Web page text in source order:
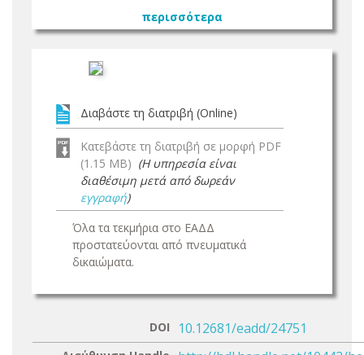
περισσότερα
Διαβάστε τη διατριβή (Online)
Κατεβάστε τη διατριβή σε μορφή PDF
(1.15 MB) (Η υπηρεσία είναι
διαθέσιμη μετά από δωρεάν
εγγραφή)
Όλα τα τεκμήρια στο ΕΑΔΔ
προστατεύονται από πνευματικά
δικαιώματα.
DOI 10.12681/eadd/24751